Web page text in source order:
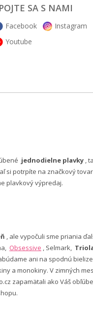
SA S NAMI
Facebook
Instagram
Youtube
jednodielne plavky ,
si potrpíte na značkový
plavkový výpredaj.
, ale vypočuli sme priania
Obsessive , Selmark,
ani na spodnú
a monokiny. V zimných
zapamätali ako Váš